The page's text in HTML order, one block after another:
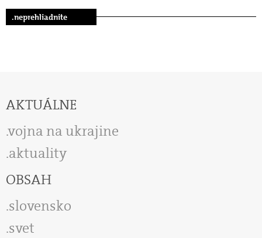
.neprehliadnite
AKTUÁLNE
vojna na ukrajine
aktuality
OBSAH
slovensko
svet